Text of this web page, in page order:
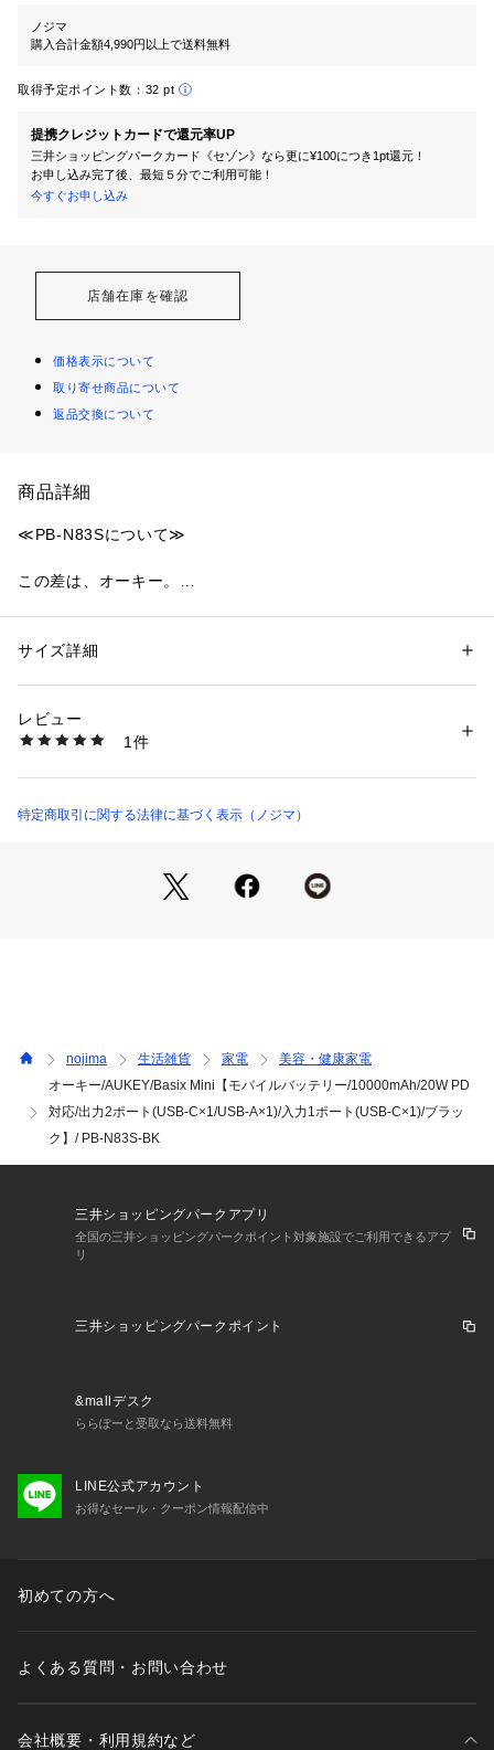
ノジマ
購入合計金額4,990円以上で送料無料
取得予定ポイント数： 32 pt
提携クレジットカードで還元率UP
三井ショッピングパークカード《セゾン》なら更に¥100につき1pt還元！
お申し込み完了後、最短５分でご利用可能！
今すぐお申し込み
店舗在庫を確認
価格表示について
取り寄せ商品について
返品交換について
商品詳細
≪PB-N83Sについて≫
この差は、オーキー。
ランドです。
Ahの大容量を実現。
[ちいさくてかわいい！持ち運びに便利]
通勤や通学、旅行や出張など、あらゆるシーンでの活躍が間違
いなしでしょう。
カラーバリエーションは、クールなブラック、ピュアなホワイ
[パススルー充電対応]
モバイルバッテリーを充電しながら同時に機器の充電が可能な
スマートフォンとモバイルバッテリーの両方の充電が少ない時
[PD入力/出力対応]
モバイルバッテリーの充電時にも急速充電が可能でフル充電ま
のリスクを低減し、安心して製品をご使用いただけます。
性別：レディース
商品番号：
PBN83SBK （ショップ）
サイズ詳細
レビュー
1件
特定商取引に関する法律に基づく表示（ノジマ）
nojima 生活雑貨 家電
美容・健康家電
オーキー/AUKEY/Basix Mini【モバイルバッテリー/10000mAh/20W PD
対応/出力2ポート(USB-C×1/USB-A×1)/入力1ポート(USB-C×1)/ブラッ
ク】/ PB-N83S-BK
三井ショッピングパークアプリ
全国の三井ショッピングパークポイント対象施設でご利用できるアプ
リ
三井ショッピングパークポイント
&mallデスク
ららぽーと受取なら送料無料
LINE公式アカウント
お得なセール・クーポン情報配信中
初めての方へ
よくある質問・お問い合わせ
会社概要・利用規約など